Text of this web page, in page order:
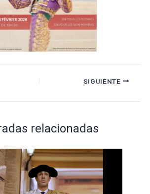
SIGUIENTE
relacionadas